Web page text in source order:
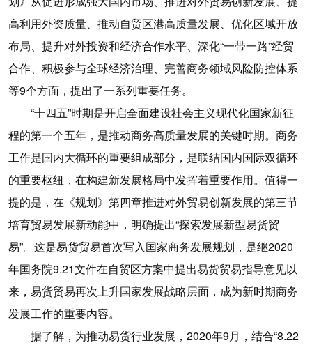
高利用外资质量、推动自贸区港高质量发展、优化区域开放
布局、提升对外投资和经济合作水平、深化“一带一路”经贸
合作、积极参与全球经济治理、完善商务领域风险防控体系
等9个方面，提出了一系列重要任务。
“十四五”时期是开启全面建设社会主义现代化国家新征
程的第一个五年，是推动商务高质量发展的关键时期。商务
工作是国内大循环的重要组成部分，是联结国内国际双循环
的重要枢纽，在构建新发展格局中发挥着重要作用。值得一
提的是，在《规划》第四章推进对外贸易创新发展的第三节
培育贸易发展新动能中，明确提出“探索发展新型易货贸
易”。这是易货贸易首次写入国家商务发展规划，是继2020
年国务院9.21文件在自贸区方案中提出易货贸易指导意见以
来，易货贸易再次上升国家发展战略层面，成为新时期商务
发展工作的重要内容。
据了解，为推动易货行业发展，2020年9月，结合“8.22